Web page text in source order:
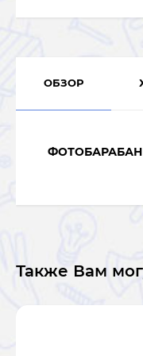
ОБЗОР
Также Вам